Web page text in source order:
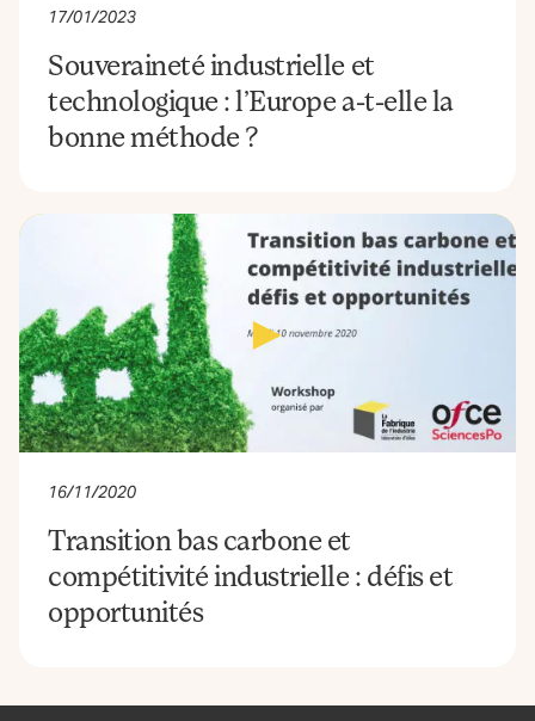
17/01/2023
Souveraineté industrielle et
technologique : l’Europe a-t-elle la
bonne méthode ?
16/11/2020
Transition bas carbone et
compétitivité industrielle : défis et
opportunités